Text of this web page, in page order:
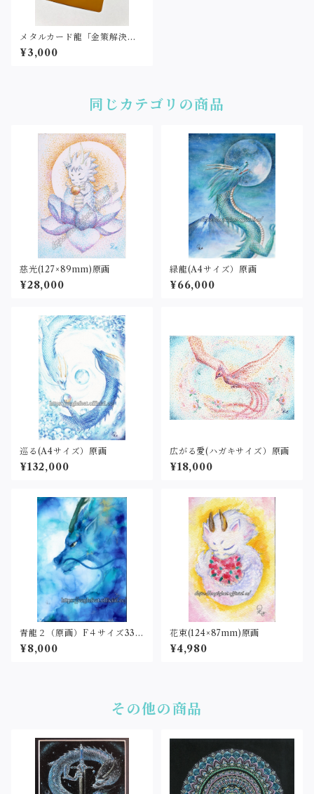
メタルカード龍「金策解決」
（名刺サイズ・レーザー刻
印）
¥3,000
同じカテゴリの商品
慈光(127×89mm)原画
¥28,000
緑龍(A4サイズ）原画
¥66,000
巡る(A4サイズ）原画
¥132,000
広がる愛(ハガキサイズ）原画
¥18,000
青龍２（原画）F４サイズ333
×242
¥8,000
花束(124×87mm)原画
¥4,980
その他の商品